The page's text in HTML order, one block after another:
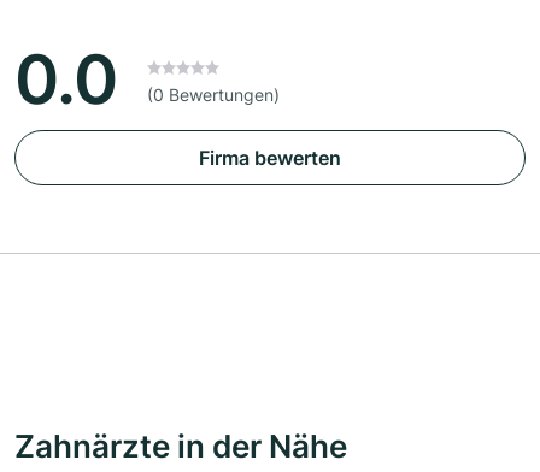
0.0 (0 Bewertungen)
Firma bewerten
Zahnärzte in der Nähe